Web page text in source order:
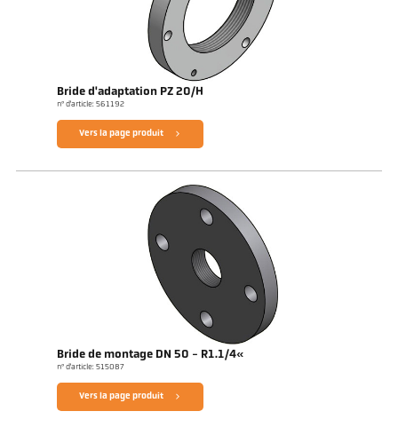
Bride d'adaptation PZ 20/H
n° d'article: 561192
Vers la page produit
Bride de montage DN 50 - R1.1/4«
n° d'article: 515087
Vers la page produit